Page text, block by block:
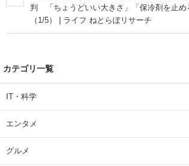
判 「ちょうどいい大きさ」「保冷剤を止め
（1/5） | ライフ ねとらぼリサーチ
カテゴリ一覧
IT・科学
エンタメ
グルメ